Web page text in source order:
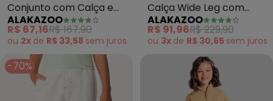
Conjunto com Calça e
Blusão (Bege)
ALAKAZOO
R$ 67,16R$ 167,90
ou 2x de R$ 33,58 sem juros
Calça Wide Leg com
Bolsos Cargo em Sarja
(Bege)
ALAKAZOO
R$ 91,96R$ 229,90
ou 3x de R$ 30,65 sem juros
-70%